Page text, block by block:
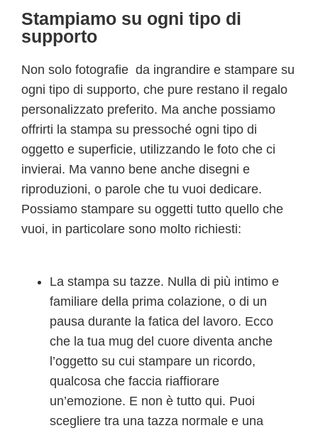
Stampiamo su ogni tipo di
supporto
Non solo fotografie da ingrandire e stampare su
ogni tipo di supporto, che pure restano il regalo
personalizzato preferito. Ma anche possiamo
offrirti la stampa su pressoché ogni tipo di
oggetto e superficie, utilizzando le foto che ci
invierai. Ma vanno bene anche disegni e
riproduzioni, o parole che tu vuoi dedicare.
Possiamo stampare su oggetti tutto quello che
vuoi, in particolare sono molto richiesti:
La stampa su tazze. Nulla di più intimo e
familiare della prima colazione, o di un
pausa durante la fatica del lavoro. Ecco
che la tua mug del cuore diventa anche
l’oggetto su cui stampare un ricordo,
qualcosa che faccia riaffiorare
un’emozione. E non è tutto qui. Puoi
scegliere tra una tazza normale e una